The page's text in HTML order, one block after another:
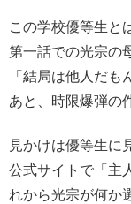
この学校優等生と
第一話での光宗の
「結局は他人だも
あと、時限爆弾の
見かけは優等生に
公式サイトで「主
れから光宗が何か